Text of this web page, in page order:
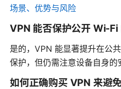
场景、优势与风险
VPN 能否保护公开 Wi-Fi
是的，VPN 能显著提升在公
保护，但仍需注意设备自身的
如何正确购买 VPN 来避免